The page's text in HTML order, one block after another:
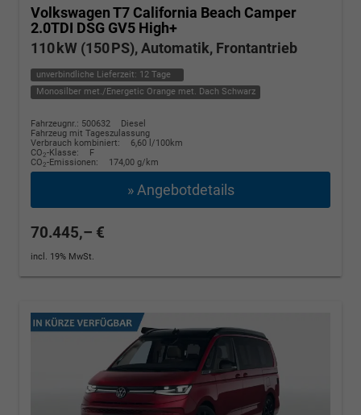
Volkswagen T7 California Beach Camper
2.0TDI DSG GV5 High+
110 kW (150 PS), Automatik, Frontantrieb
unverbindliche Lieferzeit: 12 Tage
Monosilber met./Energetic Orange met. Dach Schwarz
Fahrzeugnr.: 500632
Diesel
Fahrzeug mit Tageszulassung
Verbrauch kombiniert:
6,60 l/100km
CO2-Klasse:
F
CO2-Emissionen: 174,00 g/km
» Angebotdetails
70.445,– €
incl. 19% MwSt.